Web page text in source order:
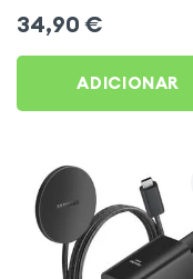
34,90 €
ADICIONAR